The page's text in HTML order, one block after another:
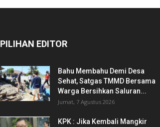
PILIHAN EDITOR
Bahu Membahu Demi Desa
Sehat, Satgas TMMD Bersama
Warga Bersihkan Saluran...
Jumat, 7 Agustus 2026
KPK : Jika Kembali Mangkir